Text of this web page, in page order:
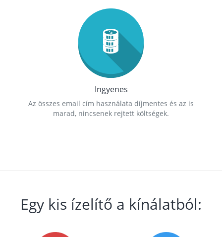
Ingyenes
Az összes email cím használata díjmentes és az is
marad, nincsenek rejtett költségek.
Egy kis ízelítő a kínálatból: